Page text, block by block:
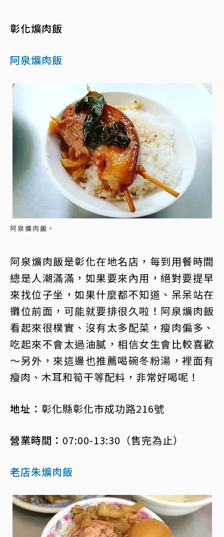
彰化爌肉飯
阿泉爌肉飯
阿泉爌肉飯。
阿泉爌肉飯是彰化在地名店，每到用餐時間
總是人潮滿滿，如果要來內用，絕對要提早
來找位子坐，如果什麼都不知道、呆呆站在
攤位前面，可能就要排很久啦！阿泉爌肉飯
看起來很樸實、沒有太多配菜，瘦肉偏多、
吃起來不會太過油膩，相信女生會比較喜歡
～另外，來這邊也推薦喝碗冬粉湯，裡面有
瘦肉、木耳和筍干等配料，非常好喝呢！
地址： 彰化縣彰化市成功路216號
營業時間： 07:00-13:30（售完為止）
老店朱爌肉飯